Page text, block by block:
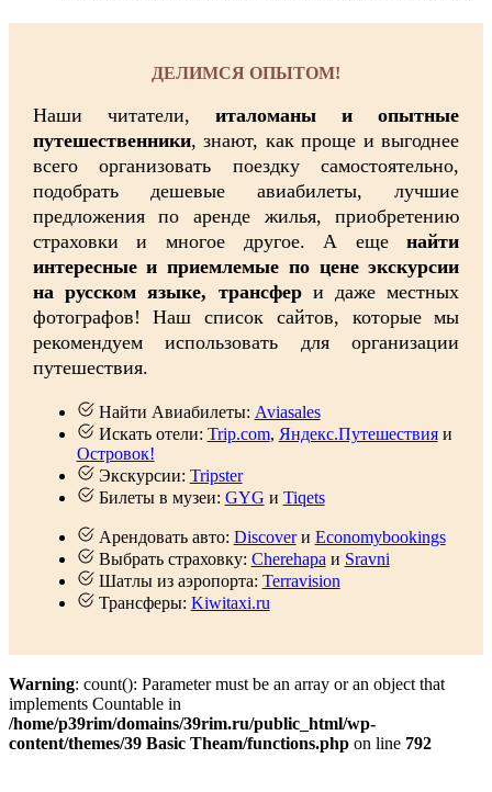
ДЕЛИМСЯ ОПЫТОМ!
Наши читатели, италоманы и опытные
путешественники, знают, как проще и выгоднее
всего организовать поездку самостоятельно,
подобрать дешевые авиабилеты, лучшие
предложения по аренде жилья, приобретению
страховки и многое другое. А ещенайти
интересные и приемлемые по цене экскурсии
на русском языке, трансфери даже местных
фотографов! Наш список сайтов, которые мы
рекомендуем использовать для организации
путешествия.
Найти Авиабилеты: Aviasales
Искать отели: Trip.com, Яндекс.Путешествияи
Островок!
Экскурсии: Tripster
Билеты в музеи: GYG и Tiqets
Арендовать авто: Discoverи Economybookings
Выбрать страховку: Cherehapa и Sravni
Шатлы из аэропорта: Terravision
Трансферы: Kiwitaxi.ru
Warning: count(): Parameter must be an array or an object that
implements Countable in
/home/p39rim/domains/39rim.ru/public_html/wp-
content/themes/39 Basic Theam/functions.php on line 792